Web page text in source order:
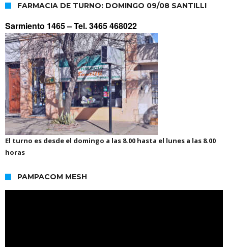
FARMACIA DE TURNO: DOMINGO 09/08 SANTILLI
Sarmiento 1465 –Tel. 3465 468022
El turno es desde el domingo a las 8.00 hasta el lunes a las 8.00
horas
PAMPACOM MESH